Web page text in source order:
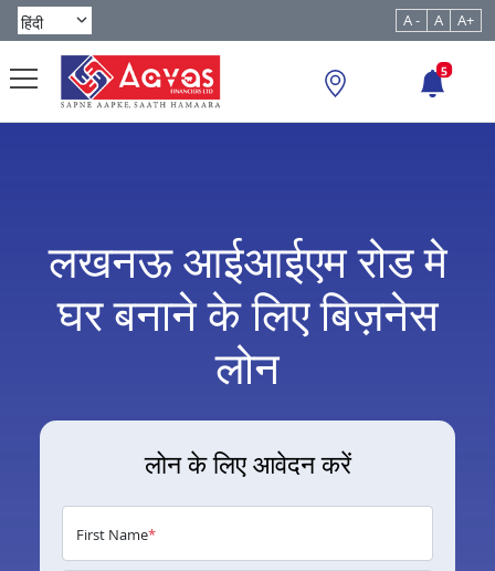
A - A A+
5
लखनऊ आईआईएम रोड मे
घर बनाने के लिए बिज़नेस
लोन
लोन के लिए आवेदन करें
First Name*